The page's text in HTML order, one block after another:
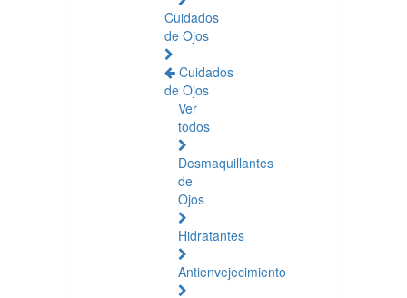
Cuidados
de Ojos
Cuidados
de Ojos
Ver
todos
Desmaquillantes
de
Ojos
Hidratantes
Antienvejecimiento